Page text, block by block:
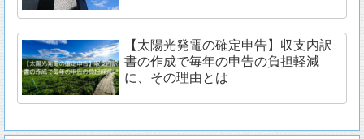
【太陽光発電の確定申告】収支内訳
書の作成で毎年の申告の負担軽減
に、その理由とは